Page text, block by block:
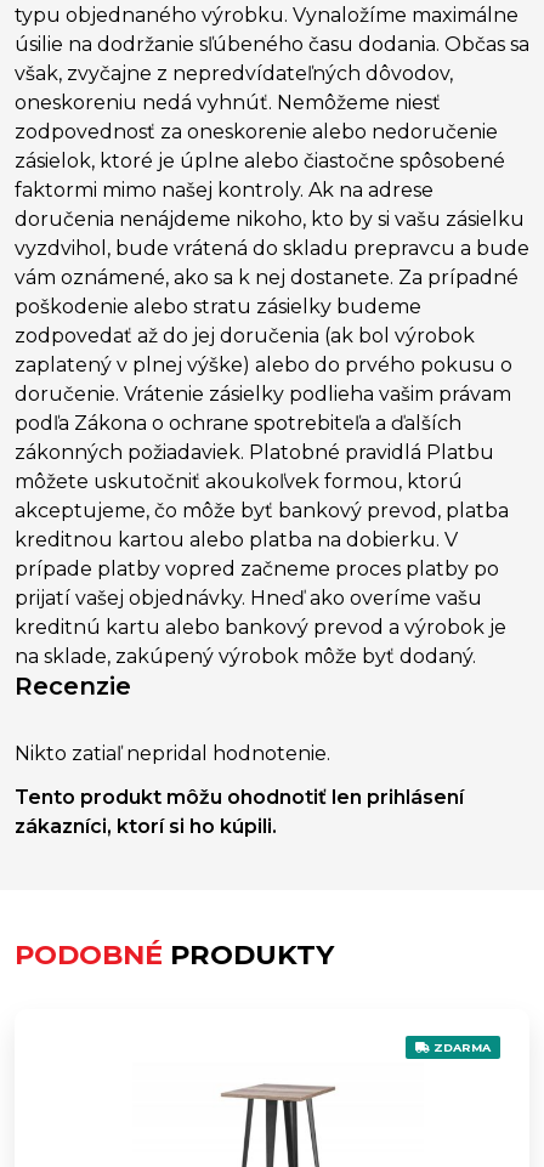
typu objednaného výrobku. Vynaložíme maximálne
úsilie na dodržanie sľúbeného času dodania. Občas sa
však, zvyčajne z nepredvídateľných dôvodov,
oneskoreniu nedá vyhnúť. Nemôžeme niesť
zodpovednosť za oneskorenie alebo nedoručenie
zásielok, ktoré je úplne alebo čiastočne spôsobené
faktormi mimo našej kontroly. Ak na adrese
doručenia nenájdeme nikoho, kto by si vašu zásielku
vyzdvihol, bude vrátená do skladu prepravcu a bude
vám oznámené, ako sa k nej dostanete. Za prípadné
poškodenie alebo stratu zásielky budeme
zodpovedať až do jej doručenia (ak bol výrobok
zaplatený v plnej výške) alebo do prvého pokusu o
doručenie. Vrátenie zásielky podlieha vašim právam
podľa Zákona o ochrane spotrebiteľa a ďalších
zákonných požiadaviek. Platobné pravidlá Platbu
môžete uskutočniť akoukoľvek formou, ktorú
akceptujeme, čo môže byť bankový prevod, platba
kreditnou kartou alebo platba na dobierku. V
prípade platby vopred začneme proces platby po
prijatí vašej objednávky. Hneď ako overíme vašu
kreditnú kartu alebo bankový prevod a výrobok je
na sklade, zakúpený výrobok môže byť dodaný.
Recenzie
Nikto zatiaľ nepridal hodnotenie.
Tento produkt môžu ohodnotiť len prihlásení
zákazníci, ktorí si ho kúpili.
PODOBNÉ PRODUKTY
ZDARMA